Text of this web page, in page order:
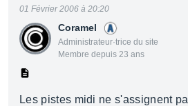
Coramel
Administrateur·trice du site
Membre depuis 23 ans
01 Février 2006 à 20:20
Les pistes midi ne s'assignent